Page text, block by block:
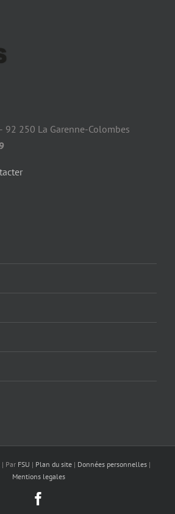
92 250 La Garenne-Colombes
Par FSU | Plan du site | Données personnelles |
Mentions legales